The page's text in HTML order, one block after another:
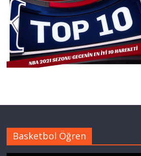
Basketbol Öğren